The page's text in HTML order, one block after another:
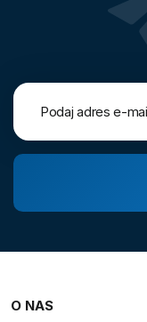
O NAS